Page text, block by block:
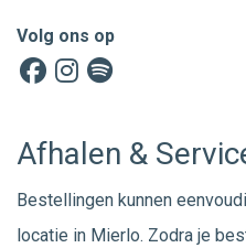
Volg ons op
Afhalen &
Bestellingen kunnen
locatie in Mierlo. Zodra je